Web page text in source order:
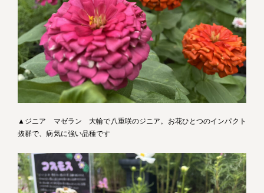
▲ジニア マゼラン 大輪で八重咲のジニア。お花ひとつのインパクト
抜群で、病気に強い品種です